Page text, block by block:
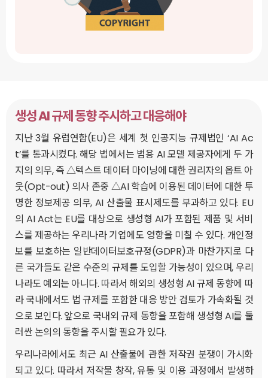
생성 AI 규제 동향 주시하고 대응해야
지난 3월 유럽연합(EU)은 세계 첫 인공지능 규제법인 ‘AI Ac
t’를 통과시켰다. 해당 법에서는 범용 AI 모델 제공자에게 두 가
지의 의무, 즉 △텍스트 데이터 마이닝에 대한 권리자의 옵트 아
웃(Opt-out) 의사 존중 △AI 학습에 이용된 데이터에 대한 투
명한 정보제공 의무, AI 산출물 표시제도를 부과하고 있다. EU
의 AI Act는 EU를 대상으로 생성형 AI가 포함된 제품 및 서비
스를 제공하는 우리나라 기업에도 영향을 미칠 수 있다. 개인정
보를 보호하는 일반데이터보호규정(GDPR)과 마찬가지로 다
른 국가들도 같은 수준의 규제를 도입할 가능성이 있으며, 우리
나라도 예외는 아니다. 따라서 해외의 생성형 AI 규제 동향에 따
라 국내에서도 법 규제를 포함한 대응 방안 검토가 가속화될 것
으로 보인다. 앞으로 국내외 규제 동향을 포함해 생성형 AI를 둘
러싼 논의의 동향을 주시할 필요가 있다.
우리나라에서도 최근 AI 산출물에 관한 저작권 분쟁이 가시화
되고 있다. 따라서 저작물 창작, 유통 및 이용 과정에서 발생하